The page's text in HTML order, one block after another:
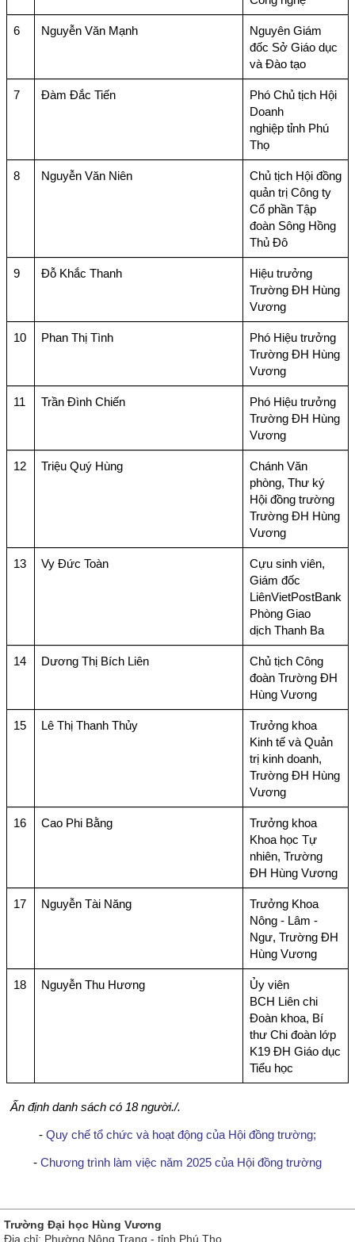
6 Nguyễn Văn Mạnh
Nguyên Giám
đốc Sở Giáo dục
và Đào tạo
7 Đàm Đắc Tiến
Phó Chủ tịch Hội
Doanh
nghiệp tỉnh Phú
Thọ
8 Nguyễn Văn Niên
Chủ tịch Hội đồng
quản trị Công ty
Cổ phần Tập
đoàn Sông Hồng
Thủ Đô
9 Đỗ Khắc Thanh
Hiệu trưởng
Trường ĐH Hùng
Vương
10 Phan Thị Tình
Phó Hiệu trưởng
Trường ĐH Hùng
Vương
11 Trần Đình Chiến
Phó Hiệu trưởng
Trường ĐH Hùng
Vương
12 Triệu Quý Hùng
Chánh Văn
phòng, Thư ký
Hội đồng trường
Trường ĐH Hùng
Vương
13 Vy Đức Toàn
Cựu sinh viên,
Giám đốc
LiênVietPostBank
Phòng Giao
dịch Thanh Ba
14 Dương Thị Bích Liên
Chủ tịch Công
đoàn Trường ĐH
Hùng Vương
15 Lê Thị Thanh Thủy
Trưởng khoa
Kinh tế và Quản
trị kinh doanh,
Trường ĐH Hùng
Vương
16 Cao Phi Bằng
Trưởng khoa
Khoa học Tự
nhiên, Trường
ĐH Hùng Vương
17 Nguyễn Tài Năng
Trưởng Khoa
Nông - Lâm -
Ngư, Trường ĐH
Hùng Vương
18 Nguyễn Thu Hương
Ủy viên
BCH Liên chi
Đoàn khoa, Bí
thư Chi đoàn lớp
K19 ĐH Giáo dục
Tiểu học
Ấn định danh sách có 18 người./.
- Quy chế tổ chức và hoạt động của Hội đồng trường;
- Chương trình làm việc năm 2025 của Hội đồng trường
Trường Đại học Hùng Vương
Địa chỉ: Phường Nông Trang - tỉnh Phú Thọ